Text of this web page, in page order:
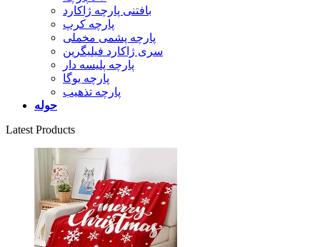
بافتنی پارچه ژاکارد
پارچه کرپ
پارچه پشمی مخملی
سری ژاکارد فیلیگرین
پارچه پلیسه دار
پارچه یوگا
پارچه تذهیب
حوله
Latest Products